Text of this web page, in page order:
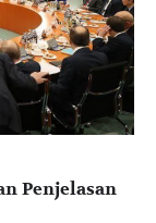
Penjelasan